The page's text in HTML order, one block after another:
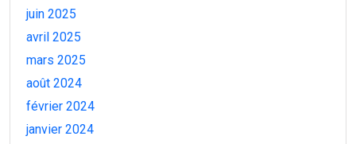
juin 2025
avril 2025
mars 2025
août 2024
février 2024
janvier 2024